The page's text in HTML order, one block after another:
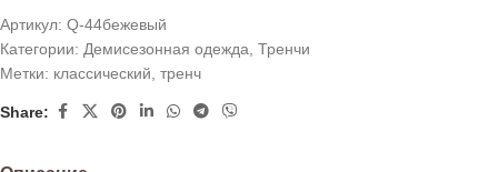
Артикул: Q-44бежевый
Категории: Демисезонная одежда, Тренчи
Метки: классический, тренч
Share: